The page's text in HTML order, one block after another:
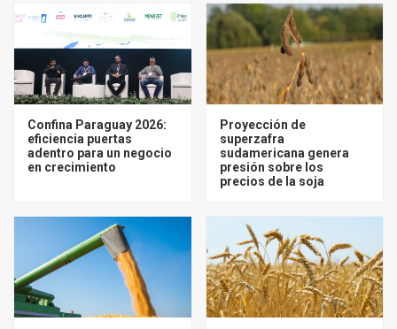
Confina Paraguay 2026:
eficiencia puertas
adentro para un negocio
en crecimiento
Proyección de
superzafra
sudamericana genera
presión sobre los
precios de la soja